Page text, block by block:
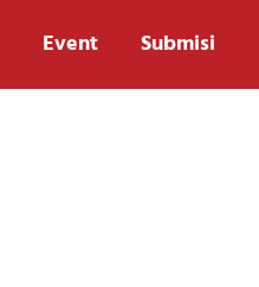
Event Submisi